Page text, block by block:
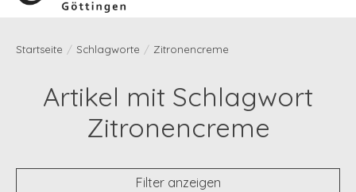
Startseite / Schlagworte / Zitronencreme
Artikel mit Schlagwort
Zitronencreme
Filter anzeigen